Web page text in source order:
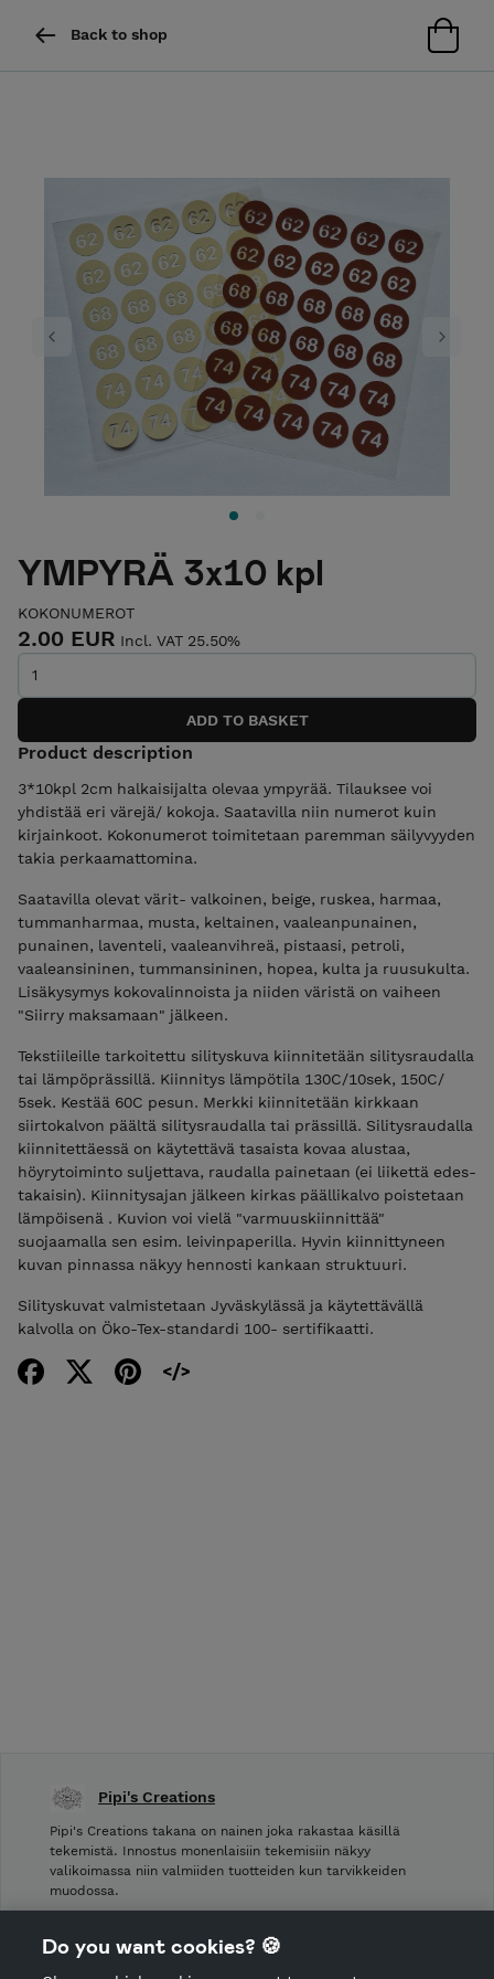
Back to shop
Previous Next
YMPYRÄ 3x10 kpl
KOKONUMEROT
2.00 EUR Incl. VAT 25.50%
Product description
3*10kpl 2cm halkaisijalta olevaa ympyrää. Tilauksee voi
yhdistää eri värejä/ kokoja. Saatavilla niin numerot kuin
kirjainkoot. Kokonumerot toimitetaan paremman säilyvyyden
takia perkaamattomina.
Saatavilla olevat värit- valkoinen, beige, ruskea, harmaa,
tummanharmaa, musta, keltainen, vaaleanpunainen,
punainen, laventeli, vaaleanvihreä, pistaasi, petroli,
vaaleansininen, tummansininen, hopea, kulta ja ruusukulta.
Lisäkysymys kokovalinnoista ja niiden väristä on vaiheen
"Siirry maksamaan" jälkeen.
Tekstiileille tarkoitettu silityskuva kiinnitetään silitysraudalla
tai lämpöprässillä. Kiinnitys lämpötila 130C/10sek, 150C/
5sek. Kestää 60C pesun. Merkki kiinnitetään kirkkaan
siirtokalvon päältä silitysraudalla tai prässillä. Silitysraudalla
kiinnitettäessä on käytettävä tasaista kovaa alustaa,
höyrytoiminto suljettava, raudalla painetaan (ei liikettä edes-
takaisin). Kiinnitysajan jälkeen kirkas päällikalvo poistetaan
lämpöisenä . Kuvion voi vielä "varmuuskiinnittää"
suojaamalla sen esim. leivinpaperilla. Hyvin kiinnittyneen
kuvan pinnassa näkyy hennosti kankaan struktuuri.
Silityskuvat valmistetaan Jyväskylässä ja käytettävällä
kalvolla on Öko-Tex-standardi 100- sertifikaatti.
Pipi's Creations
Pipi's Creations takana on nainen joka rakastaa käsillä
tekemistä. Innostus monenlaisiin tekemisiin näkyy
valikoimassa niin valmiiden tuotteiden kun tarvikkeiden
muodossa.
Shop privacy policy
Do you want cookies? 🍪